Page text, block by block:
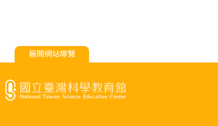
展開網站導覽